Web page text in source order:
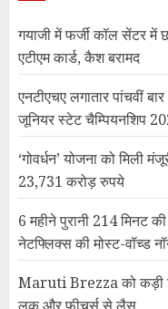
गयाजी में फर्जी कॉल सेंटर में
एटीएम कार्ड, कैश बरामद
एनटीएचए लगातार पांचवीं
जूनियर स्टेट चैम्पियनशिप
‘गोवर्धन’ योजना को मिली
23,731 करोड़ रुपये
6 महीने पुरानी 214 मिनट
नेटफ्लिक्स की मोस्ट-वॉच्ड
Maruti Brezza को कड़ी